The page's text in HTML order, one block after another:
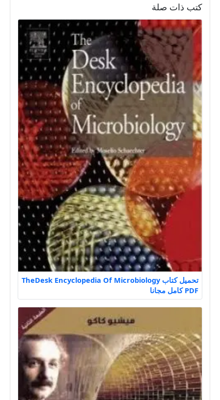
كتب ذات صلة
تحميل كتاب TheDesk Encyclopedia Of Microbiology
PDF كامل مجانا